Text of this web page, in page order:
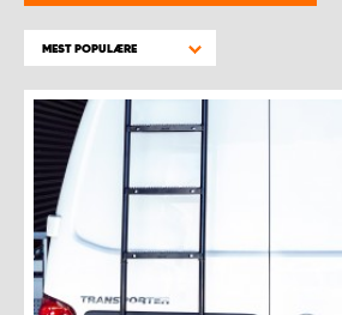
MEST POPULÆRE